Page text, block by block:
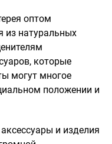
оптом
из натуральных
которые
могут многое
положении и
и изделия